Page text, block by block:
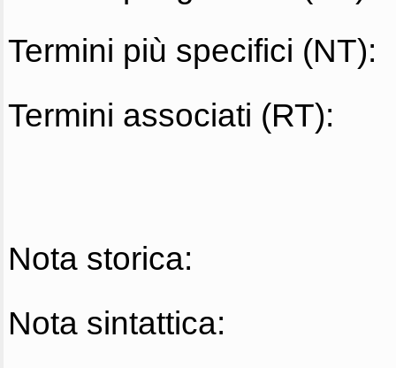
Termini più specifici (NT):
Termini associati (RT):
Nota storica:
Nota sintattica: